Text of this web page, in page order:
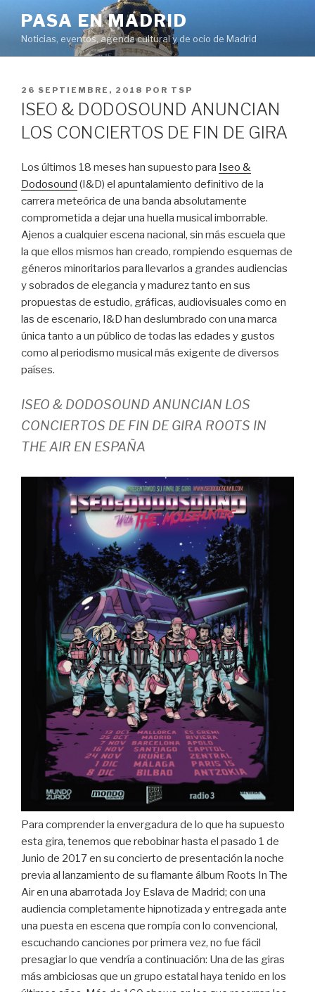
contenido
PASA EN MADRID
Noticias, eventos, agenda cultural y de ocio de Madrid
PUBLICADO
EL
26 SEPTIEMBRE, 2018 POR TSP
ISEO & DODOSOUND ANUNCIAN
LOS CONCIERTOS DE FIN DE GIRA
Los últimos 18 meses han supuesto para Iseo &
Dodosound (I&D) el apuntalamiento definitivo de la
carrera meteórica de una banda absolutamente
comprometida a dejar una huella musical imborrable.
Ajenos a cualquier escena nacional, sin más escuela que
la que ellos mismos han creado, rompiendo esquemas de
géneros minoritarios para llevarlos a grandes audiencias
y sobrados de elegancia y madurez tanto en sus
propuestas de estudio, gráficas, audiovisuales como en
las de escenario, I&D han deslumbrado con una marca
única tanto a un público de todas las edades y gustos
como al periodismo musical más exigente de diversos
países.
ISEO & DODOSOUND ANUNCIAN LOS
CONCIERTOS DE FIN DE GIRA ROOTS IN
THE AIR EN ESPAÑA
Para comprender la envergadura de lo que ha supuesto
esta gira, tenemos que rebobinar hasta el pasado 1 de
Junio de 2017 en su concierto de presentación la noche
previa al lanzamiento de su flamante álbum Roots In The
Air en una abarrotada Joy Eslava de Madrid; con una
audiencia completamente hipnotizada y entregada ante
una puesta en escena que rompía con lo convencional,
escuchando canciones por primera vez, no fue fácil
presagiar lo que vendría a continuación: Una de las giras
más ambiciosas que un grupo estatal haya tenido en los